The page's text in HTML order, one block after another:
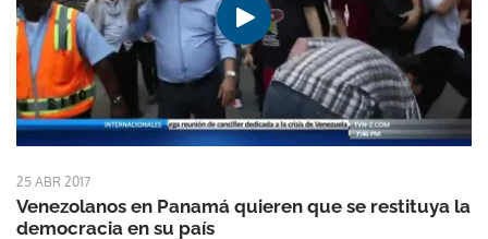
25 ABR 2017
Venezolanos en Panamá quieren que se restituya la
democracia en su país